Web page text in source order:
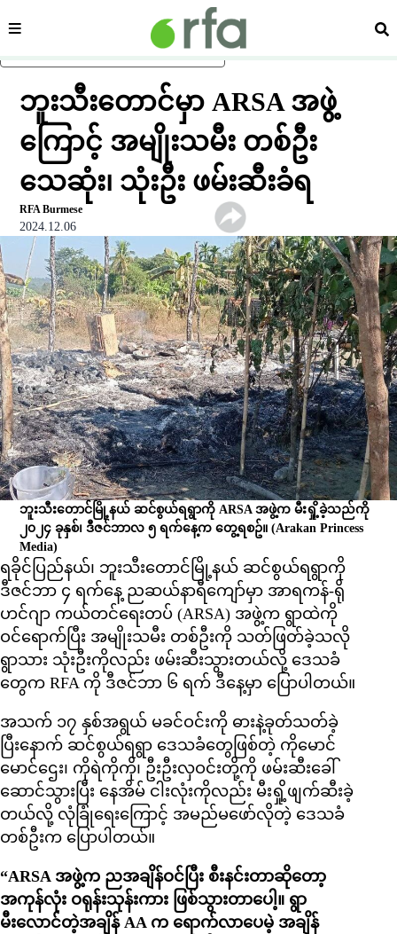
ပင်မအကြောင်းအရာသို့ ကျော်ရန်
ကဏ္ဍ ရှာ
ဘူးသီးတောင်မှာ ARSA အဖွဲ့
ကြောင့် အမျိုးသမီး တစ်ဦး
သေဆုံး၊ သုံးဦး ဖမ်းဆီးခံရ
RFA Burmese
2024.12.06
ဘူးသီးတောင်မြို့နယ် ဆင်စွယ်ရရွာကို ARSA အဖွဲ့က မီးရှို့ခဲ့သည်ကို
၂၀၂၄ ခုနှစ်၊ ဒီဇင်ဘာလ ၅ ရက်နေ့က တွေ့ရစဥ်။(Arakan Princess
Media)
ရခိုင်ပြည်နယ်၊ ဘူးသီးတောင်မြို့နယ် ဆင်စွယ်ရရွာကို
ဒီဇင်ဘာ ၄ ရက်နေ့ ညဆယ်နာရီကျော်မှာ အာရကန်-ရို
ဟင်ဂျာ ကယ်တင်ရေးတပ် (ARSA) အဖွဲ့က ရွာထဲကို
ဝင်ရောက်ပြီး အမျိုးသမီး တစ်ဦးကို သတ်ဖြတ်ခဲ့သလို
ရွာသား သုံးဦးကိုလည်း ဖမ်းဆီးသွားတယ်လို့ ဒေသခံ
တွေက RFA ကို ဒီဇင်ဘာ ၆ ရက် ဒီနေ့မှာ ပြောပါတယ်။
အသက် ၁၇ နှစ်အရွယ် မခင်ဝင်းကို ဓားနဲ့ခုတ်သတ်ခဲ့
ပြီးနောက် ဆင်စွယ်ရရွာ ဒေသခံတွေဖြစ်တဲ့ ကိုမောင်
မောင်ဌေး၊ ကိုရဲကိုကို၊ ဦးဦးလှဝင်းတို့ကို ဖမ်းဆီးခေါ်
ဆောင်သွားပြီး နေအိမ် ငါးလုံးကိုလည်း မီးရှို့ဖျက်ဆီးခဲ့
တယ်လို့ လုံခြုံရေးကြောင့် အမည်မဖော်လိုတဲ့ ဒေသခံ
တစ်ဦးက ပြောပါတယ်။
“ARSA အဖွဲ့က ညအချိန်ဝင်ပြီး စီးနင်းတာဆိုတော့
အကုန်လုံး ဝရုန်းသုန်းကား ဖြစ်သွားတာပေါ့။ ရွာ
မီးလောင်တဲ့အချိန် AA က ရောက်လာပေမဲ့ အချိန်